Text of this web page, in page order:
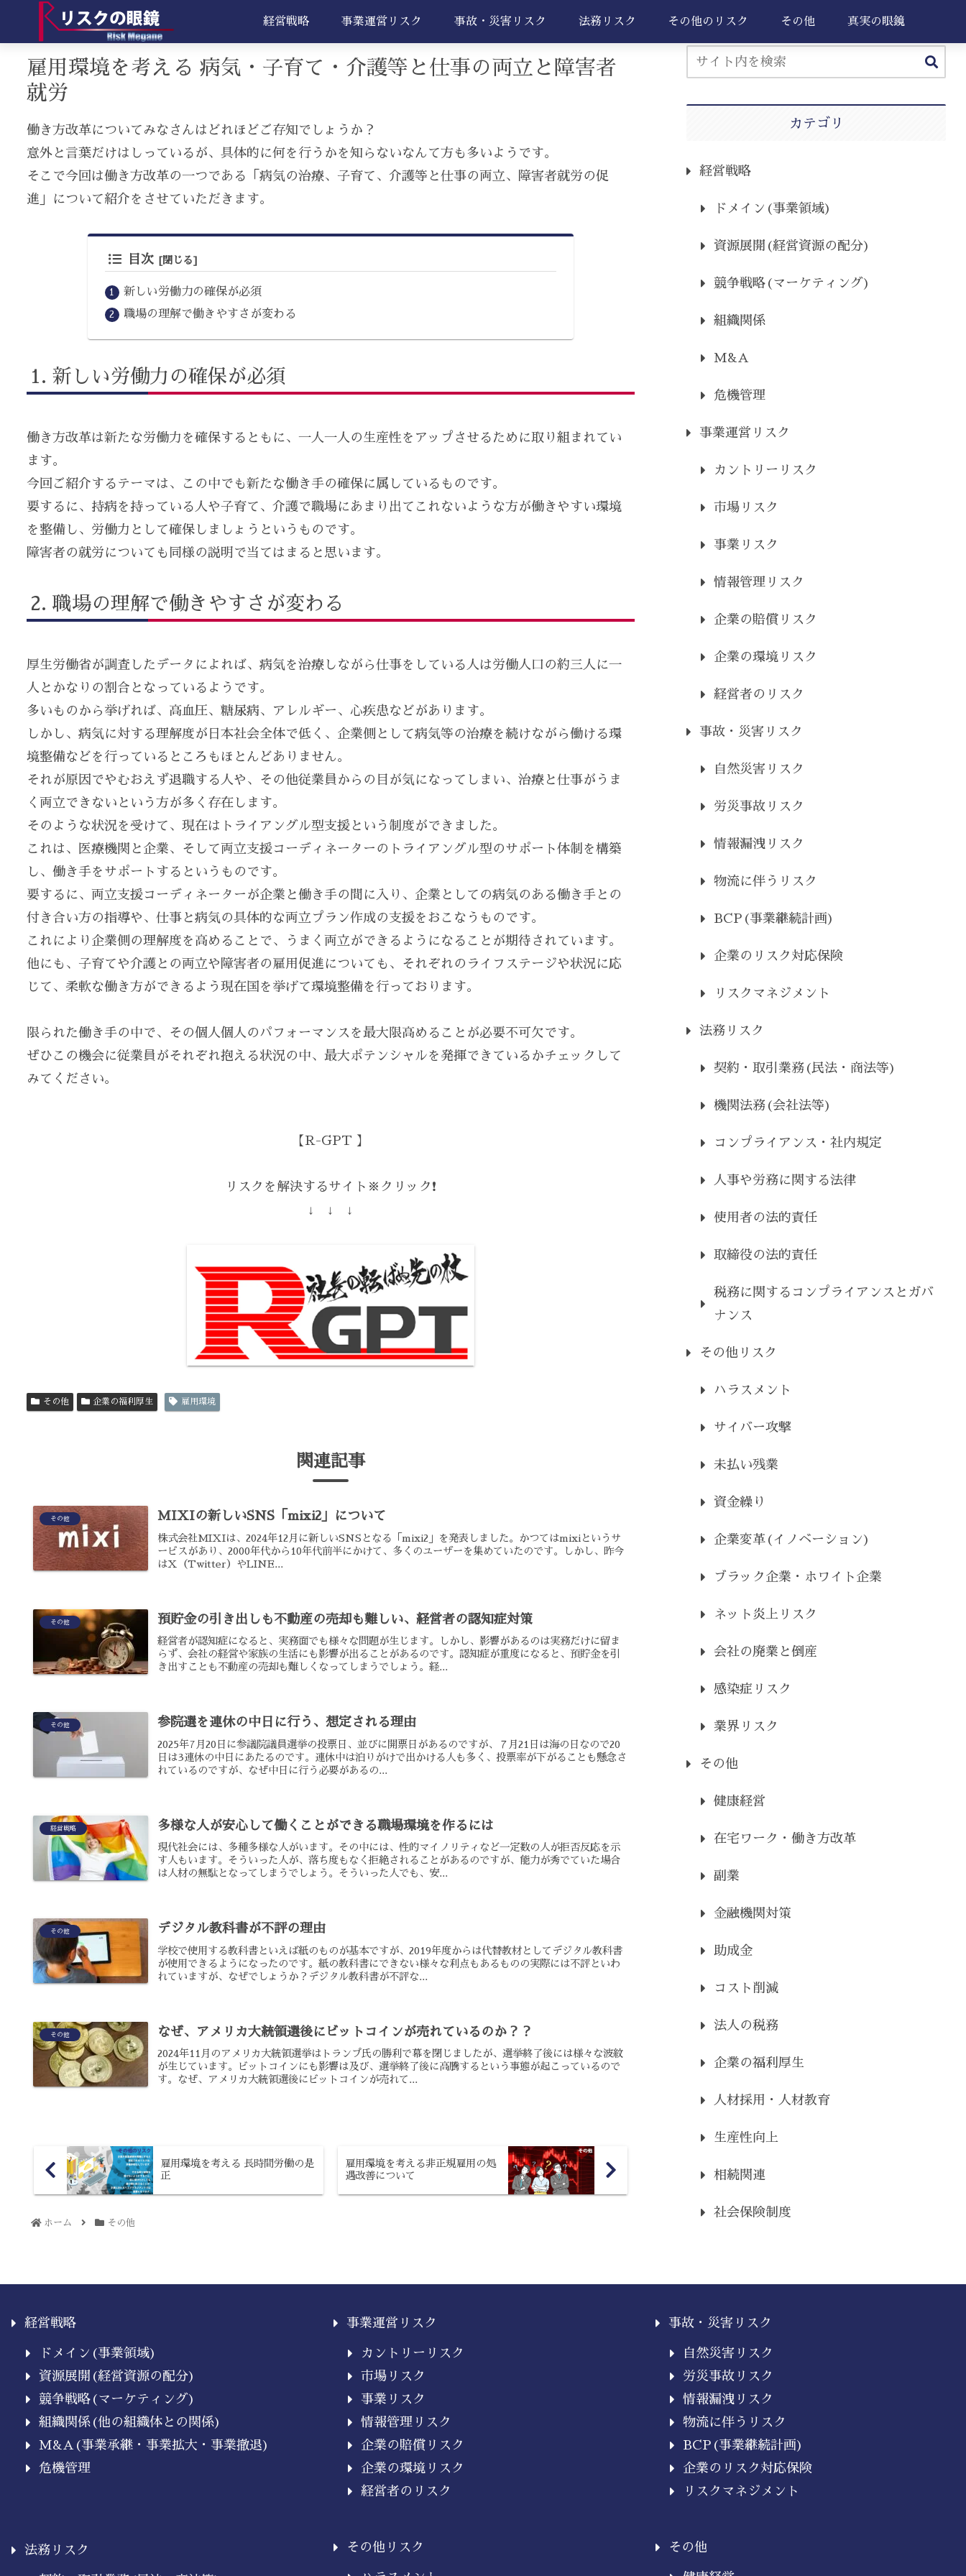
経営戦略 事業運営リスク 事故・災害リスク 法務リスク その他のリスク その他 真実の眼鏡
雇用環境を考える 病気・子育て・介護等と仕事の両立と障害者
就労
働き方改革についてみなさんはどれほどご存知でしょうか？
意外と言葉だけはしっているが、具体的に何を行うかを知らないなんて方も多いようです。
そこで今回は働き方改革の一つである「病気の治療、子育て、介護等と仕事の両立、障害者就労の促
進」について紹介をさせていただきます。
目次
新しい労働力の確保が必須
職場の理解で働きやすさが変わる
新しい労働力の確保が必須
働き方改革は新たな労働力を確保するともに、一人一人の生産性をアップさせるために取り組まれてい
ます。
今回ご紹介するテーマは、この中でも新たな働き手の確保に属しているものです。
要するに、持病を持っている人や子育て、介護で職場にあまり出てこれないような方が働きやすい環境
を整備し、労働力として確保しましょうというものです。
障害者の就労についても同様の説明で当てはまると思います。
職場の理解で働きやすさが変わる
厚生労働省が調査したデータによれば、病気を治療しながら仕事をしている人は労働人口の約三人に一
人とかなりの割合となっているようです。
多いものから挙げれば、高血圧、糖尿病、アレルギー、心疾患などがあります。
しかし、病気に対する理解度が日本社会全体で低く、企業側として病気等の治療を続けながら働ける環
境整備などを行っているところもほとんどありません。
それが原因でやむおえず退職する人や、その他従業員からの目が気になってしまい、治療と仕事がうま
く両立できないという方が多く存在します。
そのような状況を受けて、現在はトライアングル型支援という制度ができました。
これは、医療機関と企業、そして両立支援コーディネーターのトライアングル型のサポート体制を構築
し、働き手をサポートするというものです。
要するに、両立支援コーディネーターが企業と働き手の間に入り、企業としての病気のある働き手との
付き合い方の指導や、仕事と病気の具体的な両立プラン作成の支援をおこなうものです。
これにより企業側の理解度を高めることで、うまく両立ができるようになることが期待されています。
他にも、子育てや介護との両立や障害者の雇用促進についても、それぞれのライフステージや状況に応
じて、柔軟な働き方ができるよう現在国を挙げて環境整備を行っております。
限られた働き手の中で、その個人個人のパフォーマンスを最大限高めることが必要不可欠です。
ぜひこの機会に従業員がそれぞれ抱える状況の中、最大ポテンシャルを発揮できているかチェックして
みてください。
【R-GPT 】
リスクを解決するサイト※クリック❗️
↓ ↓ ↓
その他 企業の福利厚生 雇用環境
関連記事
その他 MIXIの新しいSNS「mixi2」について
株式会社MIXIは、2024年12月に新しいSNSとなる「mixi2」を発表しました。かつてはmixiというサ
ービスがあり、2000年代から10年代前半にかけて、多くのユーザーを集めていたのです。しかし、昨今
はX（Twitter）やLINE...
その他 預貯金の引き出しも不動産の売却も難しい、経営者の認知症対策
経営者が認知症になると、実務面でも様々な問題が生じます。しかし、影響があるのは実務だけに留ま
らず、会社の経営や家族の生活にも影響が出ることがあるのです。認知症が重度になると、預貯金を引
き出すことも不動産の売却も難しくなってしまうでしょう。経...
その他 参院選を連休の中日に行う、想定される理由
2025年7月20日に参議院議員選挙の投票日、並びに開票日があるのですが、７月21日は海の日なので20
日は3連休の中日にあたるのです。連休中は泊りがけで出かける人も多く、投票率が下がることも懸念さ
れているのですが、なぜ中日に行う必要があるの...
経営戦略 多様な人が安心して働くことができる職場環境を作るには
現代社会には、多種多様な人がいます。その中には、性的マイノリティなど一定数の人が拒否反応を示
す人もいます。そういった人が、落ち度もなく拒絶されることがあるのですが、能力が秀でていた場合
は人材の無駄となってしまうでしょう。そういった人でも、安...
その他 デジタル教科書が不評の理由
学校で使用する教科書といえば紙のものが基本ですが、2019年度からは代替教材としてデジタル教科書
が使用できるようになったのです。紙の教科書にできない様々な利点もあるものの実際には不評といわ
れていますが、なぜでしょうか？デジタル教科書が不評な...
その他 なぜ、アメリカ大統領選後にビットコインが売れているのか？？
2024年11月のアメリカ大統領選挙はトランプ氏の勝利で幕を閉じましたが、選挙終了後には様々な波紋
が生じています。ビットコインにも影響は及び、選挙終了後に高騰するという事態が起こっているので
す。なぜ、アメリカ大統領選後にビットコインが売れて...
雇用環境を考える 長時間労働の是
正
雇用環境を考える非正規雇用の処
遇改善について
ホーム その他
カテゴリ
経営戦略
ドメイン(事業領域)
資源展開(経営資源の配分)
競争戦略(マーケティング)
組織関係
M&A
危機管理
事業運営リスク
カントリーリスク
市場リスク
事業リスク
情報管理リスク
企業の賠償リスク
企業の環境リスク
経営者のリスク
事故・災害リスク
自然災害リスク
労災事故リスク
情報漏洩リスク
物流に伴うリスク
BCP(事業継続計画)
企業のリスク対応保険
リスクマネジメント
法務リスク
契約・取引業務(民法・商法等)
機関法務(会社法等)
コンプライアンス・社内規定
人事や労務に関する法律
使用者の法的責任
取締役の法的責任
税務に関するコンプライアンスとガバ
ナンス
その他リスク
ハラスメント
サイバー攻撃
未払い残業
資金繰り
企業変革(イノベーション)
ブラック企業・ホワイト企業
ネット炎上リスク
会社の廃業と倒産
感染症リスク
業界リスク
その他
健康経営
在宅ワーク・働き方改革
副業
金融機関対策
助成金
コスト削減
法人の税務
企業の福利厚生
人材採用・人材教育
生産性向上
相続関連
社会保険制度
経営戦略
ドメイン(事業領域)
資源展開(経営資源の配分)
競争戦略(マーケティング)
組織関係(他の組織体との関係)
M&A(事業承継・事業拡大・事業撤退)
危機管理
法務リスク
事業運営リスク
カントリーリスク
市場リスク
事業リスク
情報管理リスク
企業の賠償リスク
企業の環境リスク
経営者のリスク
その他リスク
事故・災害リスク
自然災害リスク
労災事故リスク
情報漏洩リスク
物流に伴うリスク
BCP(事業継続計画)
企業のリスク対応保険
リスクマネジメント
その他